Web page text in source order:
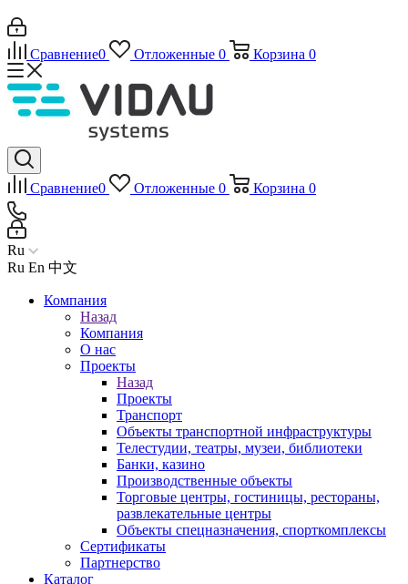
Сравнение0 Отложенные 0 Корзина 0
Сравнение0 Отложенные 0 Корзина 0
Ru
Ru En 中文
Компания
Назад
Компания
О нас
Проекты
Назад
Проекты
Транспорт
Объекты транспортной инфраструктуры
Телестудии, театры, музеи, библиотеки
Банки, казино
Производственные объекты
Торговые центры, гостиницы, рестораны,
развлекательные центры
Объекты спецназначения, спорткомплексы
Сертификаты
Партнерство
Каталог